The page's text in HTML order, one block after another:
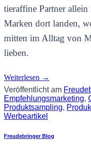
tieraffine Partner allein
Marken dort landen,
mitten im Alltag von
lieben.
Weiterlesen →
Veröffentlicht am
Empfehlungsmarketing,
Produktsampling,
Werbeartikel
Freudebringer Blog